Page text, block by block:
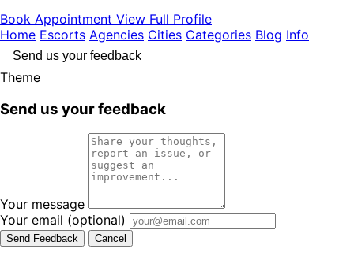
Book Appointment View Full Profile
Home Escorts Agencies Cities Categories Blog Info
Send us your feedback
Theme
Send us your feedback
Your message
Your email (optional)
Send Feedback Cancel